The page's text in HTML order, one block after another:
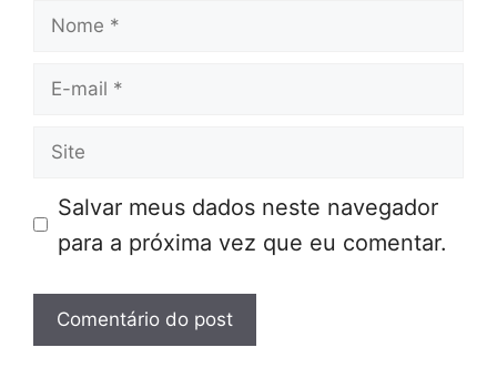
Nome
E-
Site
Salvar meus dados neste navegador
para a próxima vez que eu comentar.